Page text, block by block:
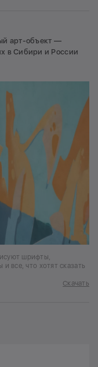
арт-объект —
в Сибири и России
шрифты,
все, что хотят сказать
Скачать